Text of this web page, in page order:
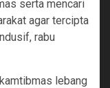
serta mencari
agar tercipta
rabu
lebang